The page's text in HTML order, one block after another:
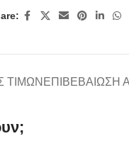
ΤΙΜΏΝ ΕΠΙΒΕΒΑΊΩΣΗ